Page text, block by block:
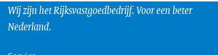
Wij zijn het Rijksvastgoedbedrijf. Voor een beter
Nederland.